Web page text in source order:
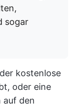
sogar
kostenlose
oder eine
auf den